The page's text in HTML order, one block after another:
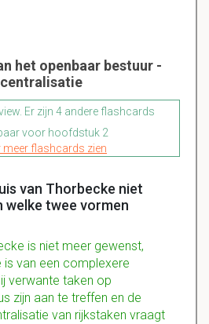
het openbaar bestuur -
Er zijn 4 andere flashcards
voor hoofdstuk 2
meer flashcards zien
van Thorbecke niet
welke twee vormen
is niet meer gewenst,
van een complexere
verwante taken op
zijn aan te treffen en de
van rijkstaken vraagt